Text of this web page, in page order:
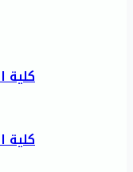
كلية
كلية